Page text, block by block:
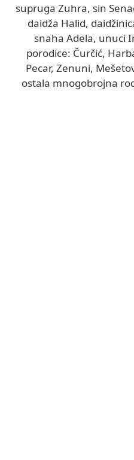
supruga Zuhra, sin
daidža Halid,
snaha Adela, unuci
porodice: Čurčić,
Pecar, Zenuni,
ostala mnogobrojna